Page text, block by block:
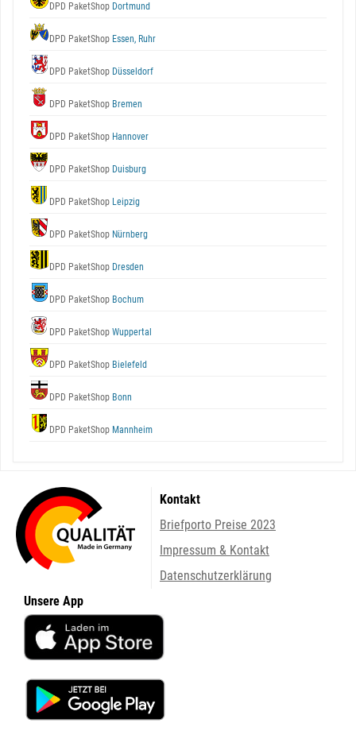
DPD PaketShop Dortmund
DPD PaketShop Essen, Ruhr
DPD PaketShop Düsseldorf
DPD PaketShop Bremen
DPD PaketShop Hannover
DPD PaketShop Duisburg
DPD PaketShop Leipzig
DPD PaketShop Nürnberg
DPD PaketShop Dresden
DPD PaketShop Bochum
DPD PaketShop Wuppertal
DPD PaketShop Bielefeld
DPD PaketShop Bonn
DPD PaketShop Mannheim
Kontakt
Briefporto Preise 2023
Impressum & Kontakt
Datenschutzerklärung
Unsere App